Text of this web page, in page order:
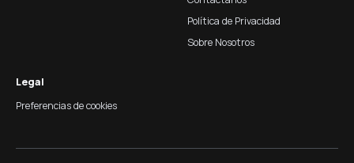
Política de Privacidad
Sobre Nosotros
Legal
Preferencias de cookies